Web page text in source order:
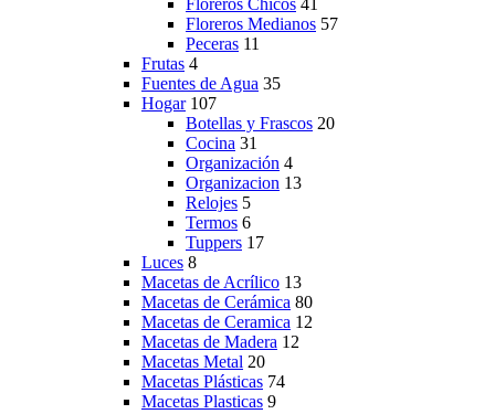
Floreros Chicos 41
Floreros Medianos 57
Peceras 11
Frutas 4
Fuentes de Agua 35
Hogar 107
Botellas y Frascos 20
Cocina 31
Organización 4
Organizacion 13
Relojes 5
Termos 6
Tuppers 17
Luces 8
Macetas de Acrílico 13
Macetas de Cerámica 80
Macetas de Ceramica 12
Macetas de Madera 12
Macetas Metal 20
Macetas Plásticas 74
Macetas Plasticas 9